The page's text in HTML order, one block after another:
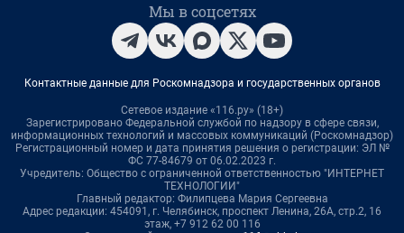
Мы в соцсетях
Контактные данные для Роскомнадзора и государственных органов
Сетевое издание «116.ру» (18+)
Зарегистрировано Федеральной службой по надзору в сфере связи,
информационных технологий и массовых коммуникаций (Роскомнадзор)
Регистрационный номер и дата принятия решения о регистрации: ЭЛ №
ФС 77-84679 от 06.02.2023 г.
Учредитель: Общество с ограниченной ответственностью "ИНТЕРНЕТ
ТЕХНОЛОГИИ"
Главный редактор: Филипцева Мария Сергеевна
Адрес редакции: 454091, г. Челябинск, проспект Ленина, 26А, стр.2, 16
этаж, +7 912 62 00 116